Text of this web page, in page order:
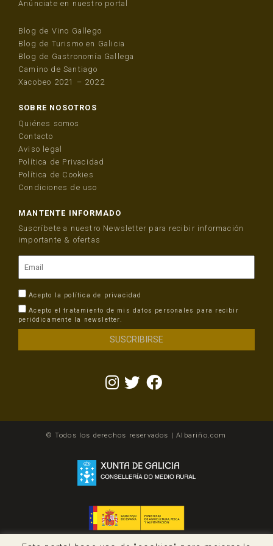
Anúnciate en nuestro portal
Blog de Vino Gallego
Blog de Turismo en Galicia
Blog de Gastronomía Gallega
Camino de Santiago
Xacobeo 2021 – 2022
SOBRE NOSOTROS
Quiénes somos
Contacto
Aviso legal
Política de Privacidad
Política de Cookies
Condiciones de uso
MANTENTE INFORMADO
Suscríbete a nuestro Newsletter para recibir información
importante & ofertas
Acepto la política de privacidad
Acepto el tratamiento de mis datos personales para recibir
periódicamente la newsletter.
© Todos los derechos reservados | Albariño.com